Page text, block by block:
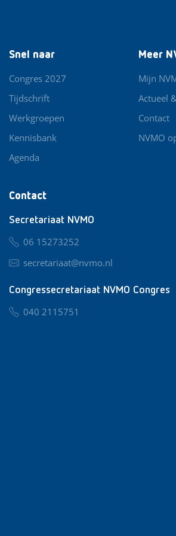
Contact
Secretariaat NVMO
06 15273252
secretariaat@nvmo.nl
Congressecretariaat NVMO Congres
040 2115751
Snel naar
Congres 2027
Tijdschrift
Werkgroepen
Kennisbank
Agenda
Meer
Mijn
Actueel
Contact
NVMO